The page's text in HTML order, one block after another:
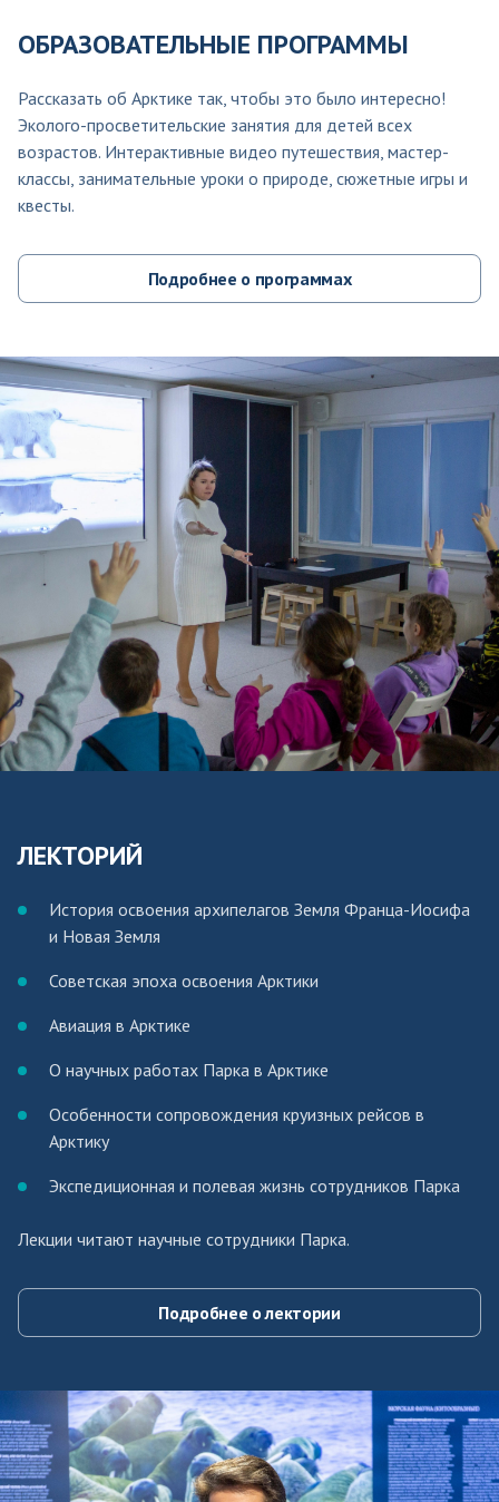
ОБРАЗОВАТЕЛЬНЫЕ ПРОГРАММЫ
Рассказать об Арктике так, чтобы это было интересно!
Эколого-просветительские занятия для детей всех
возрастов. Интерактивные видео путешествия, мастер-
классы, занимательные уроки о природе, сюжетные игры и
квесты.
Подробнее о программах
ЛЕКТОРИЙ
История освоения архипелагов Земля Франца-Иосифа
и Новая Земля
Советская эпоха освоения Арктики
Авиация в Арктике
О научных работах Парка в Арктике
Особенности сопровождения круизных рейсов в
Арктику
Экспедиционная и полевая жизнь сотрудников Парка
Лекции читают научные сотрудники Парка.
Подробнее о лектории